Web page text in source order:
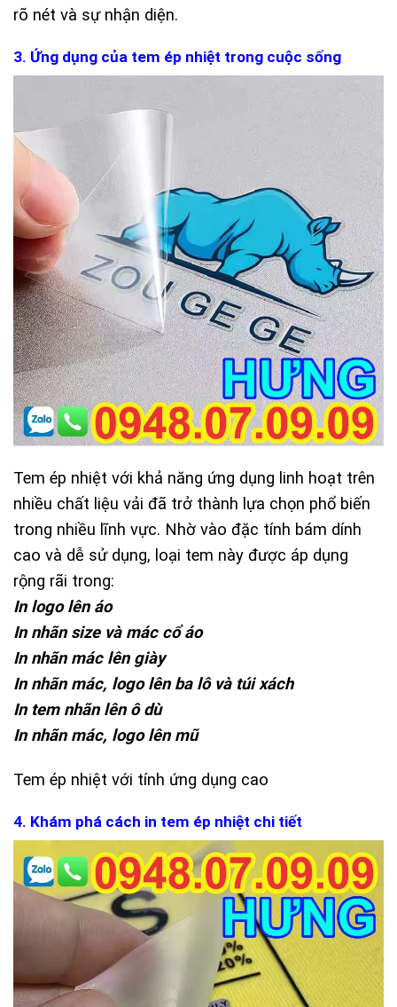
rõ nét và sự nhận diện.
3. Ứng dụng của tem ép nhiệt trong cuộc sống
Tem ép nhiệt với khả năng ứng dụng linh hoạt trên
nhiều chất liệu vải đã trở thành lựa chọn phổ biến
trong nhiều lĩnh vực. Nhờ vào đặc tính bám dính
cao và dễ sử dụng, loại tem này được áp dụng
rộng rãi trong:
In logo lên áo
In nhãn size và mác cổ áo
In nhãn mác lên giày
In nhãn mác, logo lên ba lô và túi xách
In tem nhãn lên ô dù
In nhãn mác, logo lên mũ
Tem ép nhiệt với tính ứng dụng cao
4. Khám phá cách in tem ép nhiệt chi tiết